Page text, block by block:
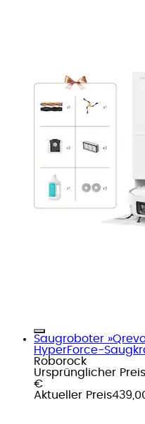
Saugroboter »Qrevo
HyperForce-
Roborock
Ursprünglicher Preis
€
Aktueller Preis